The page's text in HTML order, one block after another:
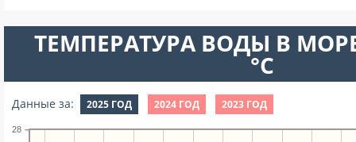
ТЕМПЕРАТУРА ВОДЫ В
°C
Данные за: 2025 ГОД 2024 ГОД 2023 ГОД
28